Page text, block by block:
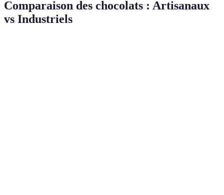
Comparaison des chocolats : Artisanaux
vs Industriels